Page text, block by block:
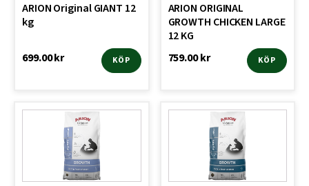
ARION Original GIANT 12
kg
699.00kr KÖP
ARION ORIGINAL
GROWTH CHICKEN LARGE
12 KG
759.00kr KÖP